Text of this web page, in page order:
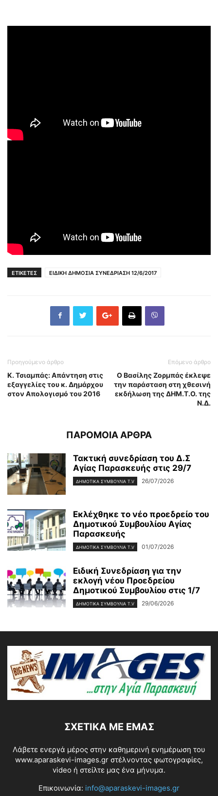
ΕΤΙΚΕΤΕΣ ΕΙΔΙΚΗ ΔΗΜΟΣΙΑ ΣΥΝΕΔΡΙΑΣΗ 12/6/2017
Προηγούμενο άρθρο
Κ. Τσιαμπάς: Απάντηση στις
εξαγγελίες του κ. Δημάρχου
στον Απολογισμό του 2016
Επόμενο άρθρο
Ο Βασίλης Ζορμπάς έκλεψε
την παράσταση στη χθεσινή
εκδήλωση της ΔΗΜ.Τ.Ο. της
Ν.Δ.
ΠΑΡΟΜΟΙΑ ΑΡΘΡΑ
Τακτική συνεδρίαση του Δ.Σ
Αγίας Παρασκευής στις 29/7
ΔΗΜΟΤΙΚΑ ΣΥΜΒΟΥΛΙΑ T.V 26/07/2026
Εκλέχθηκε το νέο προεδρείο του
Δημοτικού Συμβουλίου Αγίας
Παρασκευής
ΔΗΜΟΤΙΚΑ ΣΥΜΒΟΥΛΙΑ T.V 01/07/2026
Ειδική Συνεδρίαση για την
εκλογή νέου Προεδρείου
Δημοτικού Συμβουλίου στις 1/7
ΔΗΜΟΤΙΚΑ ΣΥΜΒΟΥΛΙΑ T.V 29/06/2026
ΣΧΕΤΙΚΆ ΜΕ ΕΜΆΣ
Λάβετε ενεργά μέρος στην καθημερινή ενημέρωση του
www.aparaskevi-images.gr στέλνοντας φωτογραφίες,
video ή στείλτε μας ένα μήνυμα.
Επικοινωνία: info@aparaskevi-images.gr